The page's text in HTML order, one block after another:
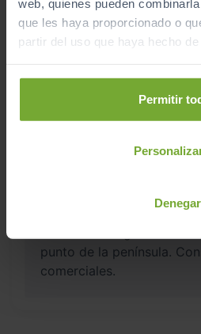
web, quienes pueden
que les haya proporcionado o
partir del uso que haya hecho
Permitir
Denegar
Sibuscascoche
¿Estás lejos o no puedes
Ver
punto de la península.
comerciales.